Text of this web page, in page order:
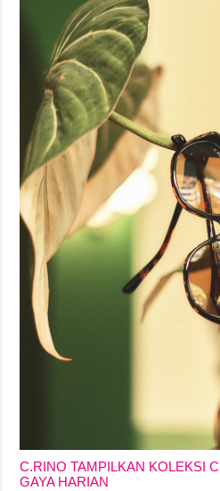
C.RINO TAMPILKAN KOLEKSI
GAYA HARIAN